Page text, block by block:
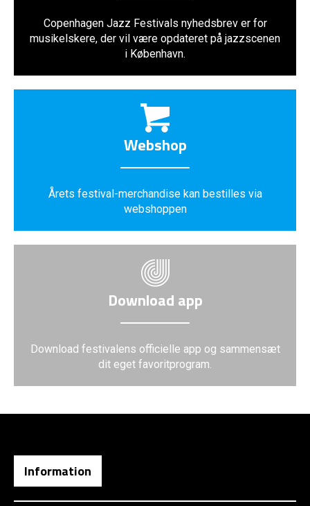
Copenhagen Jazz Festivals nyhedsbrev er for
musikelskere, der vil være opdateret på jazzscenen
i København.
Webshop
Årets festival-merchandise kan bestilles via
webshoppen
Download app
Download festivalens officielle app og sammensæt
dit eget favoritprogram.
Information